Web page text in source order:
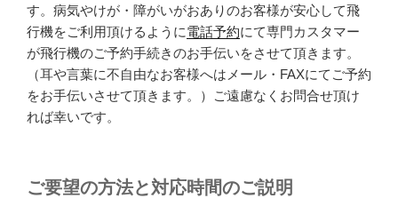
す。病気やけが・障がいがおありのお客様が安心して飛
行機をご利用頂けるように電話予約にて専門カスタマー
が飛行機のご予約手続きのお手伝いをさせて頂きます。
（耳や言葉に不自由なお客様へはメール・FAXにてご予約
をお手伝いさせて頂きます。）ご遠慮なくお問合せ頂け
れば幸いです。
ご要望の方法と対応時間のご説明